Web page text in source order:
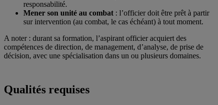
responsabilité.
Mener son unité au combat : l’officier doit être prêt à partir
sur intervention (au combat, le cas échéant) à tout moment.
A noter : durant sa formation, l’aspirant officier acquiert des
compétences de direction, de management, d’analyse, de prise de
décision, avec une spécialisation dans un ou plusieurs domaines.
Qualités requises